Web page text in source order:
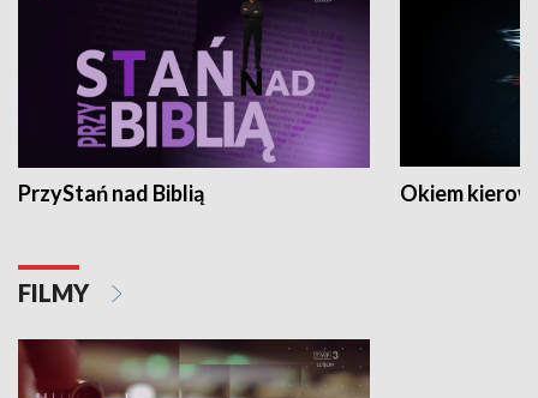
PrzyStań nad Biblią Okiem
FILMY